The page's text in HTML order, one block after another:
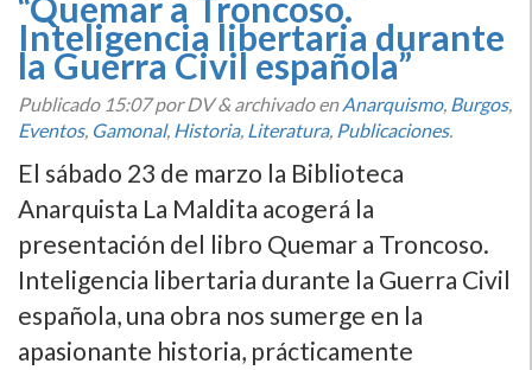
Inteligencia libertaria durante
la Guerra Civil española”
Publicado 15:07por DV&archivado enAnarquismo, Burgos,
Eventos, Gamonal, Historia, Literatura, Publicaciones.
El sábado 23 de marzo la Biblioteca
Anarquista La Maldita acogerá la
presentación del libro Quemar a Troncoso.
Inteligencia libertaria durante la Guerra Civil
española, una obra nos sumerge en la
apasionante historia, prácticamente